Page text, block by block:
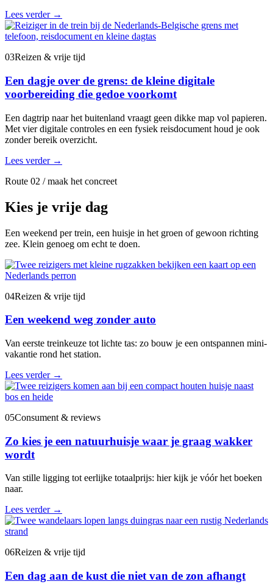
Lees verder →
03Reizen & vrije tijd
Een dagje over de grens: de kleine digitale
voorbereiding die gedoe voorkomt
Een dagtrip naar het buitenland vraagt geen dikke map vol papieren.
Met vier digitale controles en een fysiek reisdocument houd je ook
zonder bereik overzicht.
Lees verder →
Route 02 / maak het concreet
Kies je vrije dag
Een weekend per trein, een huisje in het groen of gewoon richting
zee. Klein genoeg om echt te doen.
04Reizen & vrije tijd
Een weekend weg zonder auto
Van eerste treinkeuze tot lichte tas: zo bouw je een ontspannen mini-
vakantie rond het station.
Lees verder →
05Consument & reviews
Zo kies je een natuurhuisje waar je graag wakker
wordt
Van stille ligging tot eerlijke totaalprijs: hier kijk je vóór het boeken
naar.
Lees verder →
06Reizen & vrije tijd
Een dag aan de kust die niet van de zon afhangt